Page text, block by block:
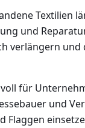
Textilien
und
verlängern
für
und
Flaggen